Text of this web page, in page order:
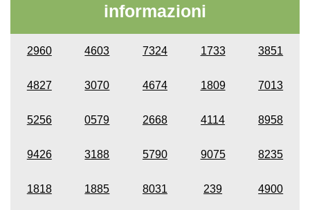
informazioni
2960 4603 7324 1733 3851
4827 3070 4674 1809 7013
5256 0579 2668 4114 8958
9426 3188 5790 9075 8235
1818 1885 8031 239 4900